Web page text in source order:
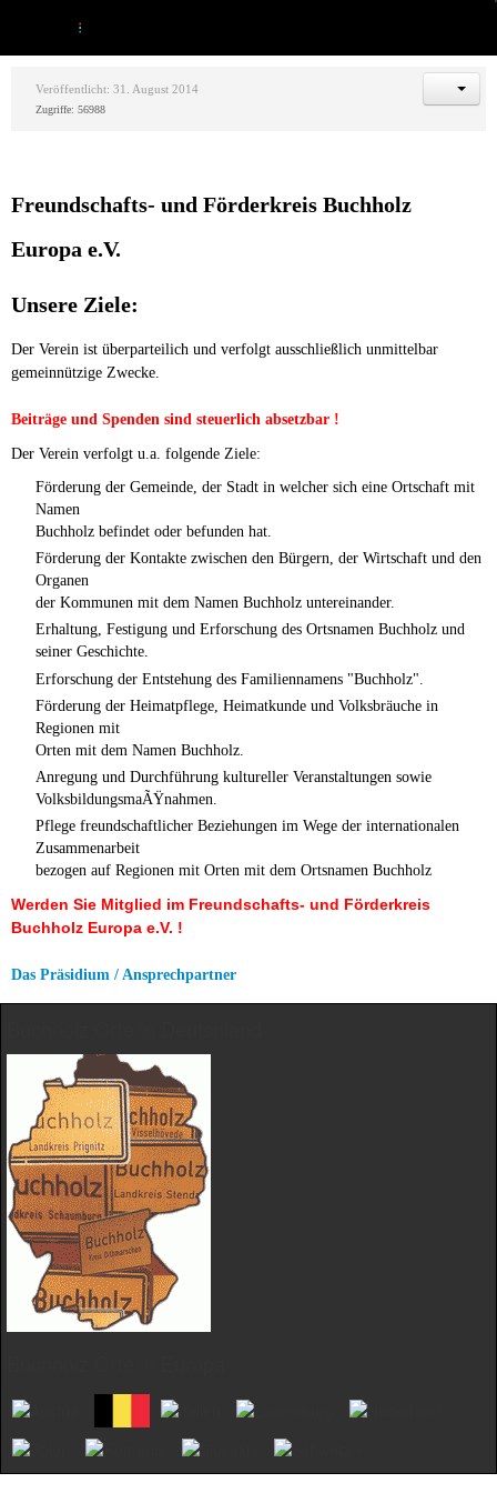
Veröffentlicht: 31. August 2014
Zugriffe: 56988
Freundschafts- und Förderkreis Buchholz
Europa e.V.
Unsere Ziele:
Der Verein ist überparteilich und verfolgt ausschließlich unmittelbar
gemeinnützige Zwecke.
Beiträge und Spenden sind steuerlich absetzbar !
Der Verein verfolgt u.a. folgende Ziele:
Förderung der Gemeinde, der Stadt in welcher sich eine Ortschaft mit
Namen
Buchholz befindet oder befunden hat.
Förderung der Kontakte zwischen den Bürgern, der Wirtschaft und den
Organen
der Kommunen mit dem Namen Buchholz untereinander.
Erhaltung, Festigung und Erforschung des Ortsnamen Buchholz und
seiner Geschichte.
Erforschung der Entstehung des Familiennamens "Buchholz".
Förderung der Heimatpflege, Heimatkunde und Volksbräuche in
Regionen mit
Orten mit dem Namen Buchholz.
Anregung und Durchführung kultureller Veranstaltungen sowie
VolksbildungsmaÃŸnahmen.
Pflege freundschaftlicher Beziehungen im Wege der internationalen
Zusammenarbeit
bezogen auf Regionen mit Orten mit dem Ortsnamen Buchholz
Werden Sie Mitglied im Freundschafts- und Förderkreis
Buchholz Europa e.V. !
Das Präsidium / Ansprechpartner